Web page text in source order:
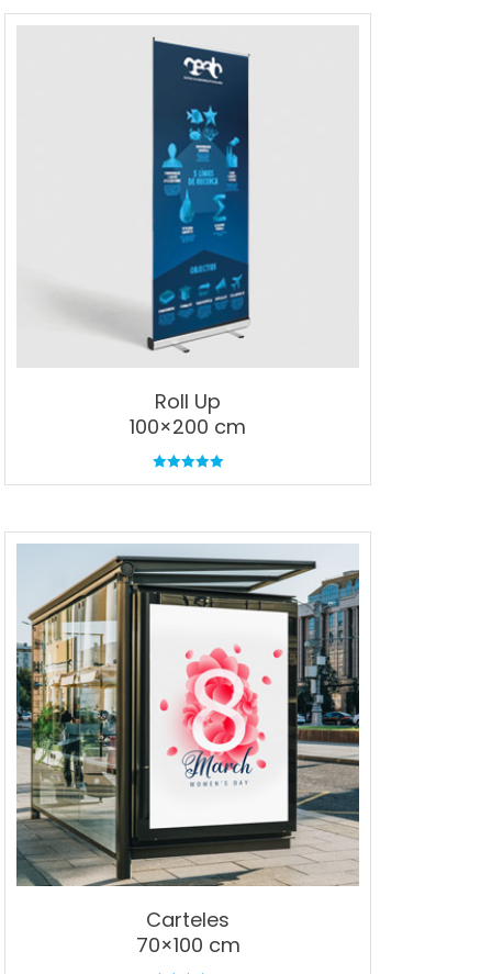
Roll Up
100×200 cm
Carteles
70×100 cm